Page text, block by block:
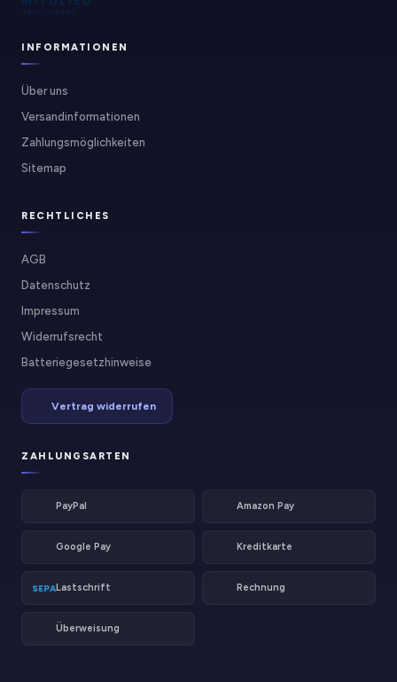
INFORMATIONEN
Über uns
Versandinformationen
Zahlungsmöglichkeiten
Sitemap
RECHTLICHES
AGB
Datenschutz
Impressum
Widerrufsrecht
Batteriegesetzhinweise
Vertrag widerrufen
ZAHLUNGSARTEN
PayPal Amazon Pay
Google Pay Kreditkarte
SEPALastschrift Rechnung
Überweisung